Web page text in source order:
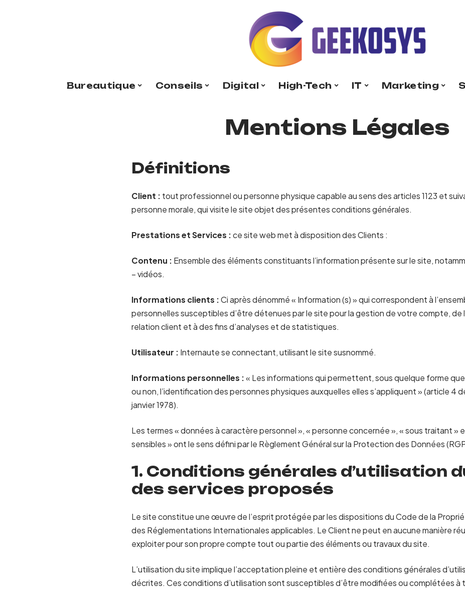
Bureautique Conseils Digital High-Tech IT Marketing
Mentions Légales
Définitions
Client : tout professionnel ou personne physique capable au sens des articles 1123 et
personne morale, qui visite le site objet des présentes conditions générales.
Prestations et Services :ce site web met à disposition des Clients :
Contenu : Ensemble des éléments constituants l’information présente sur le site,
– vidéos.
Informations clients :Ci après dénommé « Information (s) » qui correspondent à
personnelles susceptibles d’être détenues par le site pour la gestion de votre compte, de
relation client et à des fins d’analyses et de statistiques.
Utilisateur : Internaute se connectant, utilisant le site susnommé.
Informations personnelles :« Les informations qui permettent, sous quelque forme
ou non, l’identification des personnes physiques auxquelles elles s’appliquent » (article 4
janvier 1978).
Les termes « données à caractère personnel », « personne concernée », « sous traitant »
sensibles » ont le sens défini par le Règlement Général sur la Protection des Données
1. Conditions générales d’utilisation
des services proposés
Le site constitue une œuvre de l’esprit protégée par les dispositions du Code de la
des Réglementations Internationales applicables. Le Client ne peut en aucune manière
exploiter pour son propre compte tout ou partie des éléments ou travaux du site.
L’utilisation du site implique l’acceptation pleine et entière des conditions générales
décrites. Ces conditions d’utilisation sont susceptibles d’être modifiées ou complétées à